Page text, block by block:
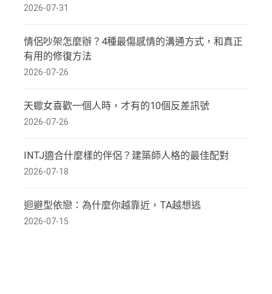
2026-07-31
情侶吵架怎麼辦？4種最傷感情的溝通方式，和真正
有用的修復方法
2026-07-26
天蠍女喜歡一個人時，才有的10個反差訊號
2026-07-26
INTJ適合什麼樣的伴侶？建築師人格的最佳配對
2026-07-18
迴避型依戀：為什麼你越靠近，TA越想逃
2026-07-15